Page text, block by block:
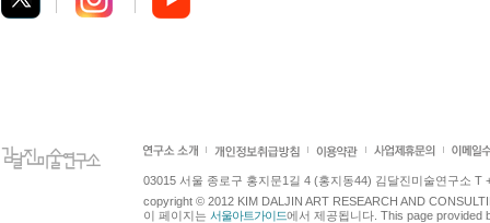
03015 서울 종로구 홍지문1길 4 (홍지동44) 김달진미술연구소 T
copyright © 2012 KIM DALJIN ART RESEARCH AND
이 페이지는 서울아트가이드에서 제공됩니다. This page provided